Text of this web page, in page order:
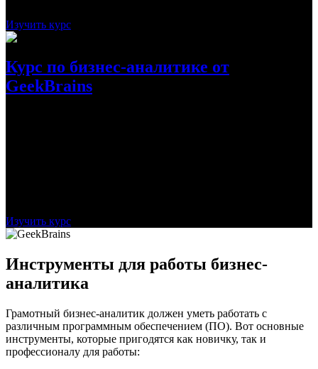
Изучить курс
Курс по бизнес-аналитике от
GeekBrains
Изучить курс
Инструменты для работы бизнес-
аналитика
Грамотный бизнес-аналитик должен уметь работать с
различным программным обеспечением (ПО). Вот основные
инструменты, которые пригодятся как новичку, так и
профессионалу для работы: